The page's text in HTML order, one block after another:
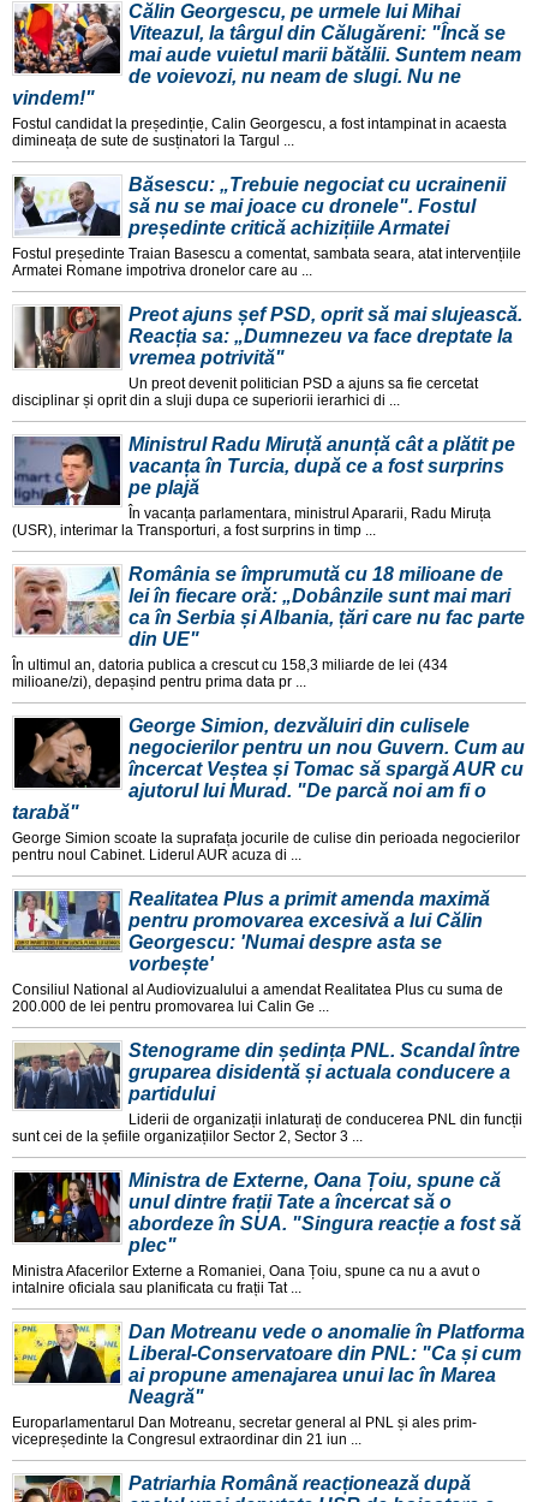
Călin Georgescu, pe urmele lui Mihai
Viteazul, la târgul din Călugăreni: "Încă se
mai aude vuietul marii bătălii. Suntem neam
de voievozi, nu neam de slugi. Nu ne
vindem!"
Fostul candidat la președinție, Calin Georgescu, a fost intampinat in acaesta
dimineața de sute de susținatori la Targul ...
Băsescu: „Trebuie negociat cu ucrainenii
să nu se mai joace cu dronele". Fostul
președinte critică achizițiile Armatei
Fostul președinte Traian Basescu a comentat, sambata seara, atat intervențiile
Armatei Romane impotriva dronelor care au ...
Preot ajuns șef PSD, oprit să mai slujească.
Reacția sa: „Dumnezeu va face dreptate la
vremea potrivită"
Un preot devenit politician PSD a ajuns sa fie cercetat
disciplinar și oprit din a sluji dupa ce superiorii ierarhici di ...
Ministrul Radu Miruță anunță cât a plătit pe
vacanța în Turcia, după ce a fost surprins
pe plajă
În vacanța parlamentara, ministrul Apararii, Radu Miruța
(USR), interimar la Transporturi, a fost surprins in timp ...
România se împrumută cu 18 milioane de
lei în fiecare oră: „Dobânzile sunt mai mari
ca în Serbia și Albania, țări care nu fac parte
din UE"
În ultimul an, datoria publica a crescut cu 158,3 miliarde de lei (434
milioane/zi), depașind pentru prima data pr ...
George Simion, dezvăluiri din culisele
negocierilor pentru un nou Guvern. Cum au
încercat Veștea și Tomac să spargă AUR cu
ajutorul lui Murad. "De parcă noi am fi o
tarabă"
George Simion scoate la suprafața jocurile de culise din perioada negocierilor
pentru noul Cabinet. Liderul AUR acuza di ...
Realitatea Plus a primit amenda maximă
pentru promovarea excesivă a lui Călin
Georgescu: 'Numai despre asta se
vorbește'
Consiliul National al Audiovizualului a amendat Realitatea Plus cu suma de
200.000 de lei pentru promovarea lui Calin Ge ...
Stenograme din ședința PNL. Scandal între
gruparea disidentă și actuala conducere a
partidului
Liderii de organizații inlaturați de conducerea PNL din funcții
sunt cei de la șefiile organizațiilor Sector 2, Sector 3 ...
Ministra de Externe, Oana Țoiu, spune că
unul dintre frații Tate a încercat să o
abordeze în SUA. "Singura reacție a fost să
plec"
Ministra Afacerilor Externe a Romaniei, Oana Țoiu, spune ca nu a avut o
intalnire oficiala sau planificata cu frații Tat ...
Dan Motreanu vede o anomalie în Platforma
Liberal-Conservatoare din PNL: "Ca și cum
ai propune amenajarea unui lac în Marea
Neagră"
Europarlamentarul Dan Motreanu, secretar general al PNL și ales prim-
vicepreședinte la Congresul extraordinar din 21 iun ...
Patriarhia Română reacționează după